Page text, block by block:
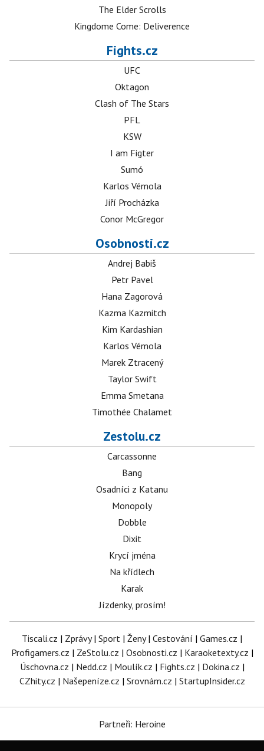
The Elder Scrolls
Kingdome Come: Deliverence
Fights.cz
UFC
Oktagon
Clash of The Stars
PFL
KSW
I am Figter
Sumó
Karlos Vémola
Jiří Procházka
Conor McGregor
Osobnosti.cz
Andrej Babiš
Petr Pavel
Hana Zagorová
Kazma Kazmitch
Kim Kardashian
Karlos Vémola
Marek Ztracený
Taylor Swift
Emma Smetana
Timothée Chalamet
Zestolu.cz
Carcassonne
Bang
Osadníci z Katanu
Monopoly
Dobble
Dixit
Krycí jména
Na křídlech
Karak
Jízdenky, prosím!
Tiscali.cz | Zprávy| Sport | Ženy| Cestování | Games.cz |
Profigamers.cz | ZeStolu.cz | Osobnosti.cz | Karaoketexty.cz |
Úschovna.cz | Nedd.cz | Moulík.cz | Fights.cz | Dokina.cz |
CZhity.cz | Našepeníze.cz | Srovnám.cz | StartupInsider.cz
Partneři: Heroine